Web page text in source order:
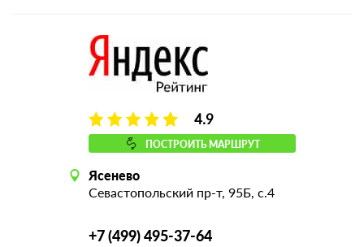
4.9
ПОСТРОИТЬ МАРШРУТ
Ясенево
Севастопольский пр-т, 95Б, с.4
+7 (499) 495-37-64